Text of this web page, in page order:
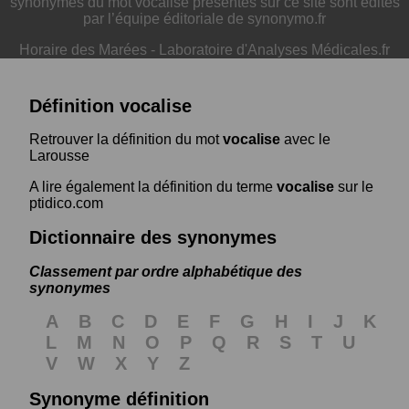
par l’équipe éditoriale de synonymo.fr
Horaire des Marées - Laboratoire d'Analyses Médicales.fr
Définition vocalise
Retrouver la définition du motvocalise avec le
Larousse
A lire également la définition du terme vocalise sur le
ptidico.com
Dictionnaire des synonymes
Classement par ordre alphabétique des
synonymes
A B C D E F G H I J
K
L
M N O P Q R S T
U
V
W X Y
Z
Synonyme définition